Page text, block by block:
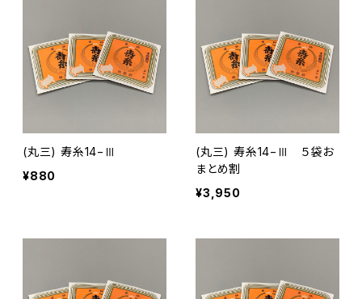
(丸三) 寿糸14−Ⅲ
¥880
(丸三) 寿糸14−Ⅲ ５袋お
まとめ割
¥3,950